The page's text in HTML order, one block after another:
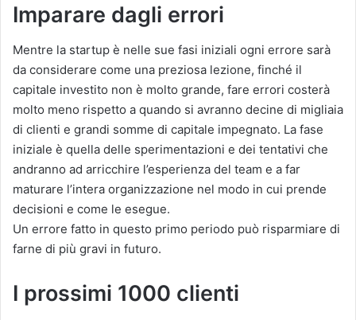
Imparare dagli errori
Mentre la startup è nelle sue fasi iniziali ogni errore sarà
da considerare come una preziosa lezione, finché il
capitale investito non è molto grande, fare errori costerà
molto meno rispetto a quando si avranno decine di migliaia
di clienti e grandi somme di capitale impegnato. La fase
iniziale è quella delle sperimentazioni e dei tentativi che
andranno ad arricchire l’esperienza del team e a far
maturare l’intera organizzazione nel modo in cui prende
decisioni e come le esegue.
Un errore fatto in questo primo periodo può risparmiare di
farne di più gravi in futuro.
I prossimi 1000 clienti